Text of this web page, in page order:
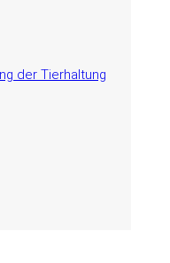
der Tierhaltung